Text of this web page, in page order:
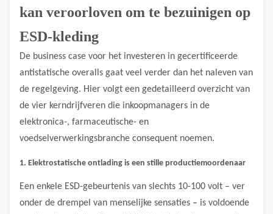
kan veroorloven om te bezuinigen op
ESD-kleding
De business case voor het investeren in gecertificeerde
antistatische overalls gaat veel verder dan het naleven van
de regelgeving. Hier volgt een gedetailleerd overzicht van
de vier kerndrijfveren die inkoopmanagers in de
elektronica-, farmaceutische- en
voedselverwerkingsbranche consequent noemen.
1. Elektrostatische ontlading is een stille productiemoordenaar
Een enkele ESD-gebeurtenis van slechts 10-100 volt – ver
onder de drempel van menselijke sensaties – is voldoende